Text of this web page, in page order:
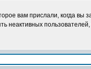
вам прислали, когда